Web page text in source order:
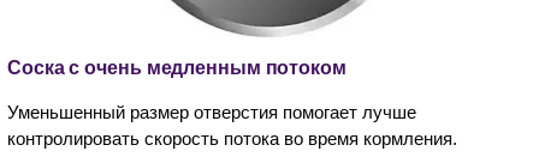
Соска с очень медленным потоком
Уменьшенный размер отверстия помогает лучше
контролировать скорость потока во время кормления.